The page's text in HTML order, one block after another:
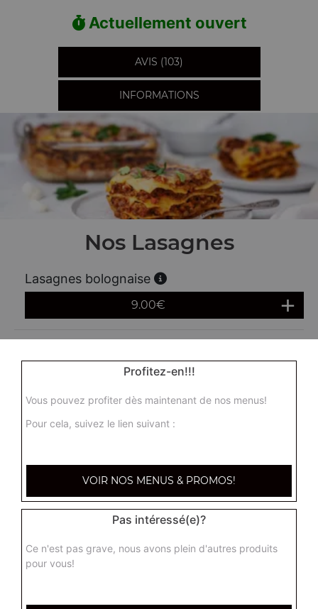
Actuellement ouvert
AVIS (103)
INFORMATIONS
Nos Lasagnes
Lasagnes bolognaise
9.00€
Profitez-en!!!
Vous pouvez profiter dès maintenant de nos menus!
Pour cela, suivez le lien suivant :
VOIR NOS MENUS & PROMOS!
Pas intéressé(e)?
Ce n'est pas grave, nous avons plein d'autres produits
pour vous!